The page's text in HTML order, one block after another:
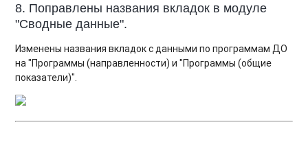
8. Поправлены названия вкладок в модуле
"Сводные данные".
Изменены названия вкладок с данными по программам ДО
на "Программы (направленности) и "Программы (общие
показатели)".